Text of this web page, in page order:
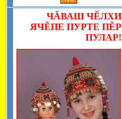
ЧĂВАШ ЧĔЛХИ
ЯЧĔПЕ ПУРТЕ ПĔР
ПУЛАР!